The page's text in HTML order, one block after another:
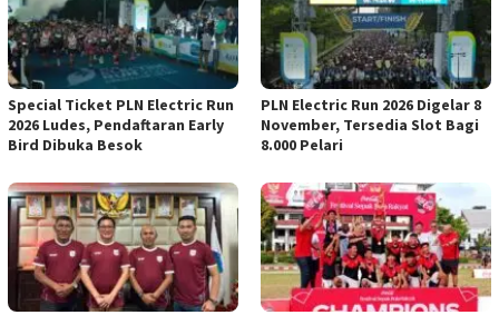
Special Ticket PLN Electric Run
2026 Ludes, Pendaftaran Early
Bird Dibuka Besok
PLN Electric Run 2026 Digelar 8
November, Tersedia Slot Bagi
8.000 Pelari